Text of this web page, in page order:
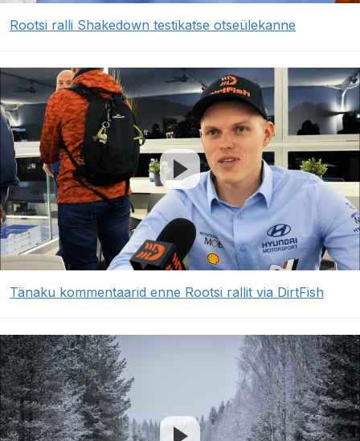
Rootsi ralli Shakedown testikatse otseülekanne
Tänaku kommentaarid enne Rootsi rallit via DirtFish